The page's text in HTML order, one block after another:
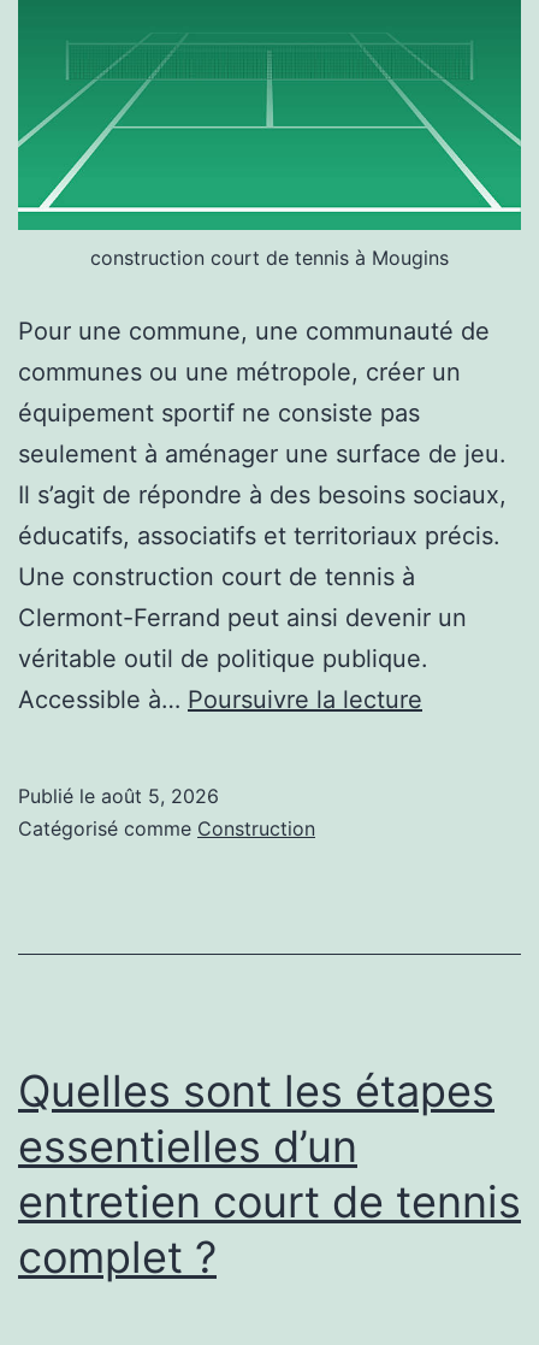
construction court de tennis à Mougins
Pour une commune, une communauté de
communes ou une métropole, créer un
équipement sportif ne consiste pas
seulement à aménager une surface de jeu.
Il s’agit de répondre à des besoins sociaux,
éducatifs, associatifs et territoriaux précis.
Une construction court de tennis à
Clermont-Ferrand peut ainsi devenir un
véritable outil de politique publique.
Accessible à… Poursuivre la lecture
apporte-
elle
aux
Publié le août 5, 2026
Catégorisé comme Construction
Quelles sont les étapes
essentielles d’un
entretien court de tennis
complet ?